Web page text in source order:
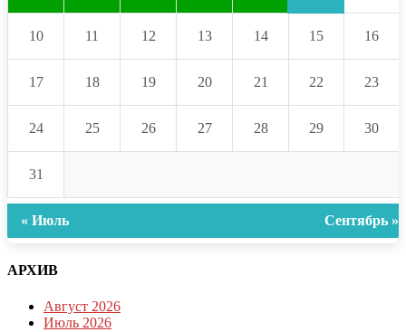
10 11 12 13 14 15 16
17 18 19 20 21 22 23
24 25 26 27 28 29 30
31
« Июль Сентябрь »
АРХИВ
Август 2026
Июль 2026